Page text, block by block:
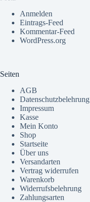
Anmelden
Eintrags-Feed
Kommentar-Feed
WordPress.org
Seiten
AGB
Datenschutzbelehrung
Impressum
Kasse
Mein Konto
Shop
Startseite
Über uns
Versandarten
Vertrag widerrufen
Warenkorb
Widerrufsbelehrung
Zahlungsarten